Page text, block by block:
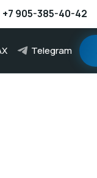
+7 905-385-40-42
Telegram